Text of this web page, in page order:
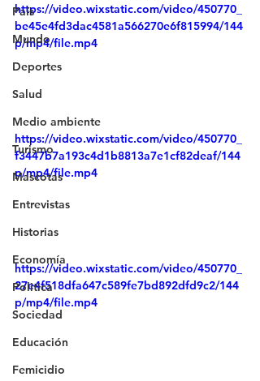
País
Mundo
Deportes
Salud
Medio ambiente
Turismo
Mascotas
Entrevistas
Historias
Economía
Politica
Sociedad
Educación
Femicidio
https://video.wixstatic.com/video/450770_
be45e4fd3dac4581a566270e6f815994/144
p/mp4/file.mp4
https://video.wixstatic.com/video/450770_
f3447b7a193c4d1b8813a7e1cf82deaf/144
p/mp4/file.mp4
https://video.wixstatic.com/video/450770_
27e4f518dfa647c589fe7bd892dfd9c2/144
p/mp4/file.mp4